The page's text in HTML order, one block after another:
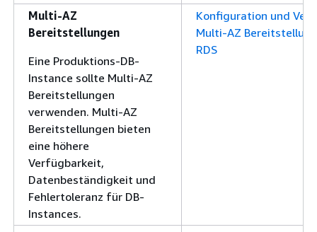
Multi-AZ
Bereitstellungen
Eine Produktions-DB-
Instance sollte Multi-AZ
Bereitstellungen
verwenden. Multi-AZ
Bereitstellungen bieten
eine höhere
Verfügbarkeit,
Datenbeständigkeit und
Fehlertoleranz für DB-
Instances.
Konfiguration und
Multi-AZ
RDS